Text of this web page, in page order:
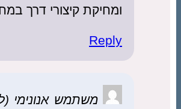
ומחיקת קיצורי דרך
Reply
משתמש אנונימי